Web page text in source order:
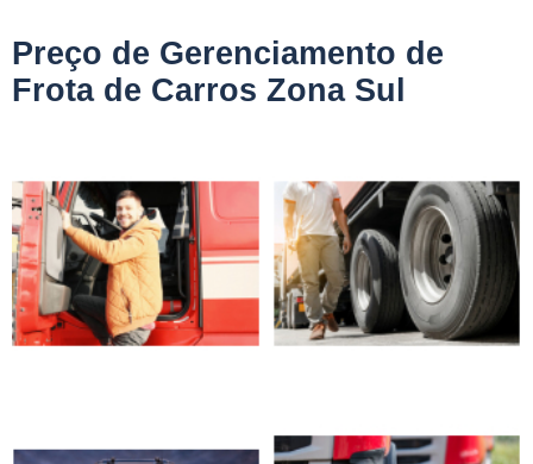
Preço de Gerenciamento de
Frota de Carros Zona Sul